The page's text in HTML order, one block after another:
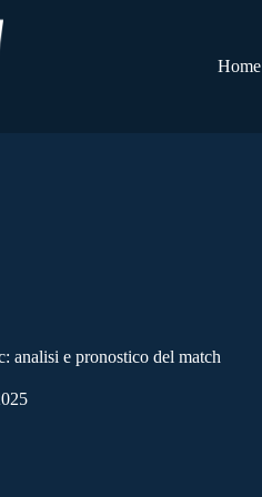
Home
analisi e pronostico del match